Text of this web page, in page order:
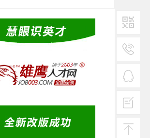
二维码1
热线
客服
建议